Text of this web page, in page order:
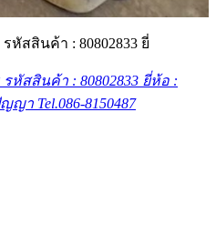
สสินค้า : 80802833 ยี่
หัสสินค้า : 80802833 ยี่ห้อ :
า Tel.086-8150487